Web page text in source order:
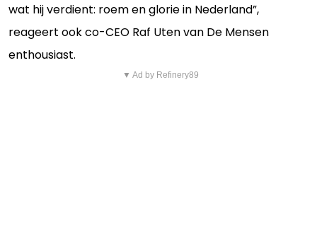
wat hij verdient: roem en glorie in Nederland”,
reageert ook co-CEO Raf Uten van De Mensen
enthousiast.
▼ Ad by Refinery89